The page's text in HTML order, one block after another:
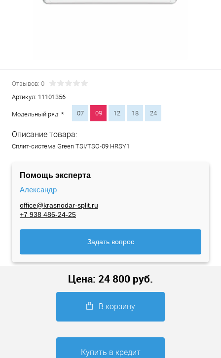
Отзывов: 0
Артикул: 11101356
Модельный ряд: * 07 09 12 18 24
Описание товара:
Сплит-система Green TSI/TSO-09 HRSY1
Помощь эксперта
Александр
office@krasnodar-split.ru
+7 938 486-24-25
Задать вопрос
Цена: 24 800 руб.
В корзину
Купить в кредит